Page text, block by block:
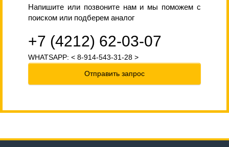
Напишите или позвоните нам и мы поможем с
поиском или подберем аналог
+7 (4212) 62-03-07
WHATSAPP: < 8-914-543-31-28 >
Отправить запрос